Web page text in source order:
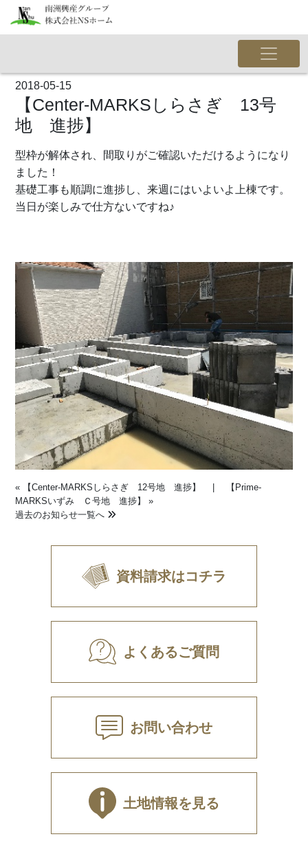
2018-05-15
【Center-MARKSしらさぎ 13号
地 進捗】
型枠が解体され、間取りがご確認いただけるようになり
ました！
基礎工事も順調に進捗し、来週にはいよいよ上棟です。
当日が楽しみで仕方ないですね♪
« 【Center-MARKSしらさぎ 12号地 進捗】
【Prime-
MARKSいずみ Ｃ号地 進捗】
»
過去のお知らせ一覧へ
資料請求はコチラ
よくあるご質問
お問い合わせ
土地情報を見る